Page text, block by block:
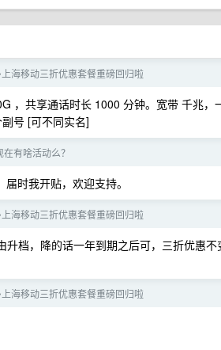
海移动三折优惠套餐重磅回归啦
，共享通话时长 1000 分钟。宽带 千兆，
号 [可不同实名]
有啥活动么？
时我开贴，欢迎支持。
海移动三折优惠套餐重磅回归啦
档，降的话一年到期之后可，三折优惠不
海移动三折优惠套餐重磅回归啦